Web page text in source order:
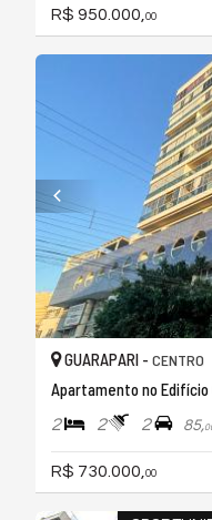
R$ 950.000, 00
GUARAPARI - CENTRO
Apartamento no
2 2 2 85,
R$ 730.000,00